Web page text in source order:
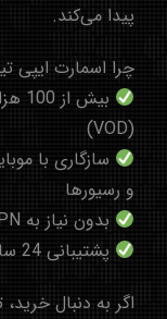
پیدا می‌کند.
چرا اسمارت ایپی
(VOD)
و رسیورها
بدون نیاز به VPN – سرعت و پایداری بالا
پشتیبانی 24 ساعته و تحویل آنی
اگر به دنبال خرید،